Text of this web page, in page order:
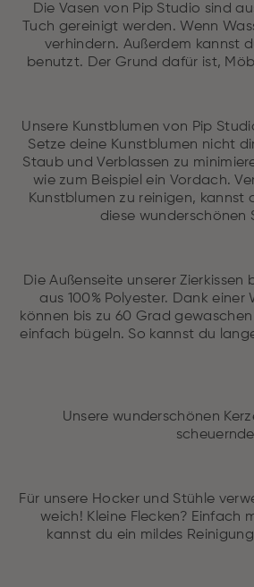
Die Vasen von Pip Studio sind
Tuch gereinigt werden. Wenn
verhindern. Außerdem kannst
benutzt. Der Grund dafür ist,
Unsere Kunstblumen von Pip
Setze deine Kunstblumen nicht
Staub und Verblassen zu
wie zum Beispiel ein Vordach.
Kunstblumen zu reinigen,
diese wunderschönen
Die Außenseite unserer
aus 100% Polyester. Dank
können bis zu 60 Grad
einfach bügeln. So kannst du
Unsere wunderschönen
Für unsere Hocker und Stühle
weich! Kleine Flecken?
kannst du ein mildes